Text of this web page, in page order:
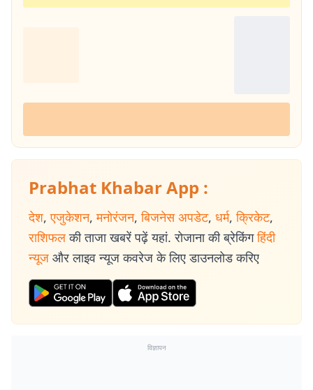
Prabhat Khabar App :
देश, एजुकेशन, मनोरंजन, बिजनेस अपडेट, धर्म, क्रिकेट,
राशिफल की ताजा खबरें पढ़ें यहां. रोजाना की ब्रेकिंग हिंदी
न्यूज और लाइव न्यूज कवरेज के लिए डाउनलोड करिए
विज्ञापन